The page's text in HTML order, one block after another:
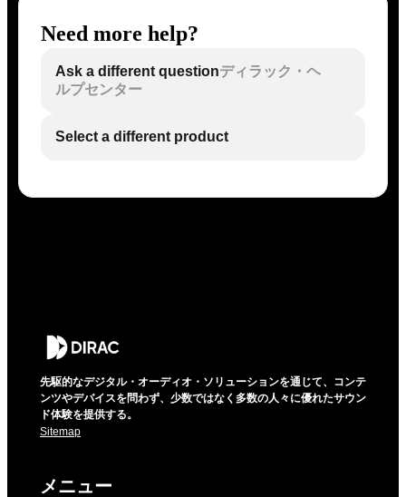
Need more help?
Ask a different questionディラック・ヘ
ルプセンター
Select a different product
先駆的なデジタル・オーディオ・ソリューションを通じて、コンテ
ンツやデバイスを問わず、少数ではなく多数の人々に優れたサウン
ド体験を提供する。
Sitemap
メニュー